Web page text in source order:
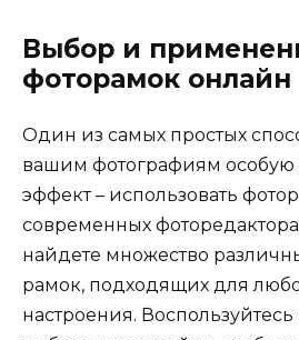
Выбор и
фоторамок онлайн
Один из самых простых
вашим фотографиям особую
эффект – использовать
современных
найдете множество
рамок, подходящих для
настроения.